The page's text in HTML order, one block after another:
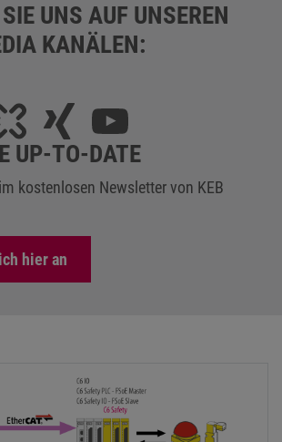
UNS AUF UNSEREN
KANÄLEN:
UP-TO-DATE
kostenlosen Newsletter von KEB
hier an